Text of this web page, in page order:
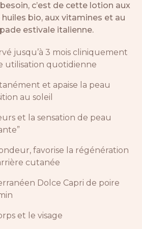
c’est de cette lotion aux
bio, aux vitamines et au
estivale italienne.
jusqu’à 3 mois cliniquement
utilisation quotidienne
et apaise la peau
au soleil
et la sensation de peau
favorise la régénération
cutanée
Dolce Capri de poire
et le visage